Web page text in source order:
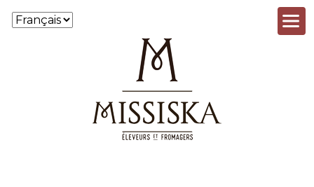
Aller au contenu principal